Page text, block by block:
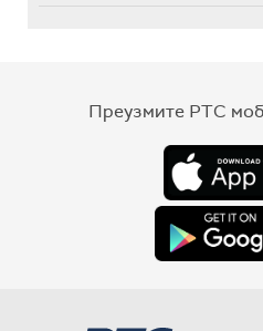
Преузмите РТС